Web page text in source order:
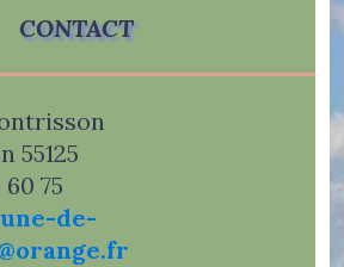
CONTACT
55125
75
de-